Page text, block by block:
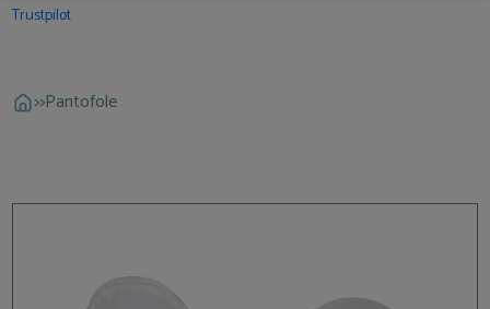
Trustpilot
>>Pantofole